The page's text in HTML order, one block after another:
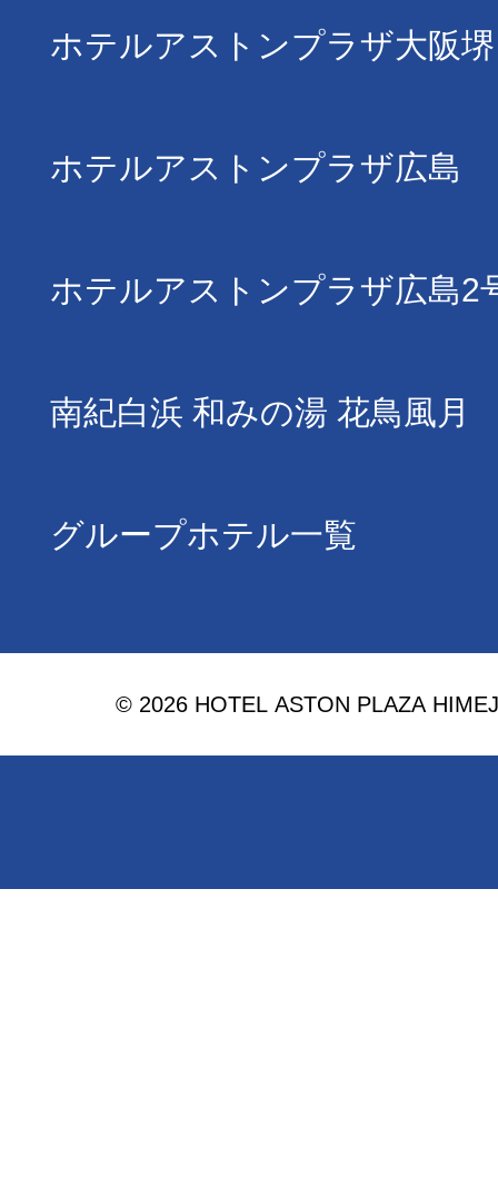
ホテルアストンプラザ大阪堺
ホテルアストンプラザ広島
ホテルアストンプラザ広島2
南紀白浜 和みの湯 花鳥風月
グループホテル一覧
© 2026 HOTEL ASTON PLAZA